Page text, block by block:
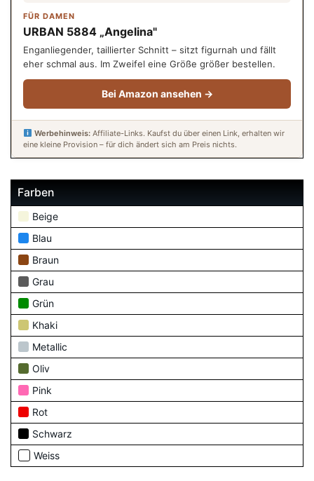
FÜR DAMEN
URBAN 5884 „Angelina"
Enganliegender, taillierter Schnitt – sitzt figurnah und fällt
eher schmal aus. Im Zweifel eine Größe größer bestellen.
Bei Amazon ansehen →
Werbehinweis:Affiliate-Links. Kaufst du über einen Link, erhalten wir
eine kleine Provision – für dich ändert sich am Preis nichts.
Farben
Beige
Blau
Braun
Grau
Grün
Khaki
Metallic
Oliv
Pink
Rot
Schwarz
Weiss